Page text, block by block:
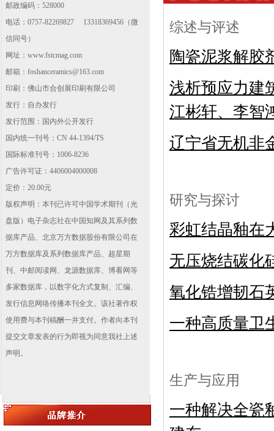
邮政编码：528000
电话：0757-82269827 13318369456（微
信同号）
网址： www.fstcmag.com
邮箱：foshanceramics@163.com
印刷：佛山市合创展印刷有限公司
发行：自办发行
发行范围：国内外公开发行
国内统一刊号：CN 44-1394/TS
国际标准刊号：1006-8236
广告许可证：4406004000008
定价：20.00元
版权声明：本刊已许可中国学术期刊（光
盘版）电子杂志社在中国知网及其系列数
据库产品、北京万方数据股份有限公司在
万方数据库及系列数据库产品、超星期
刊、中邮阅读网、龙源数据库、博看网等
多家数据库，以数字化方式复制、汇编、
发行信息网络传播本刊全文。该社著作权
使用费与本刊稿酬一并支付。作者向本刊
提交文章发表的行为即视为同意我社上述
声明。
综述与评述
陶瓷泥浆解胶
浅析预应力建
江彬轩、李智
辽宁省无机非
研究与探讨
彩虹结晶釉在
无压烧结碳化
氧化锆增韧石
一种高质量卫
生产与应用
一种解决全瓷